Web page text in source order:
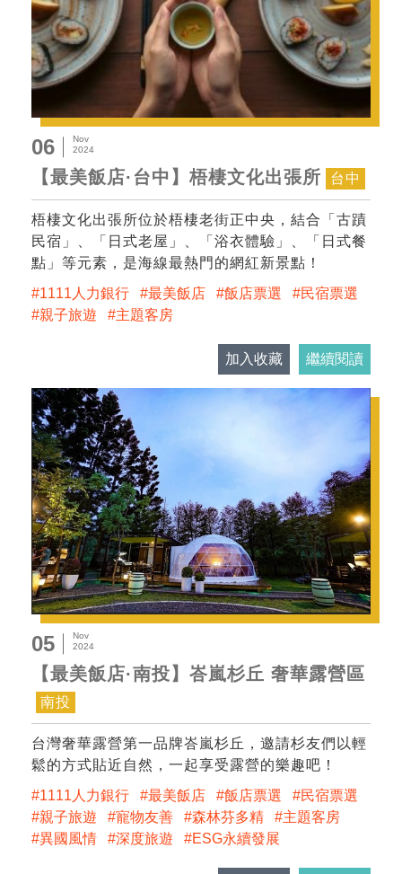
06
Nov
2024
【最美飯店·台中】梧棲文化出張所 台中
梧棲文化出張所位於梧棲老街正中央，結合「古蹟
民宿」、「日式老屋」、「浴衣體驗」、「日式餐
點」等元素，是海線最熱門的網紅新景點！
1111人力銀行
最美飯店 飯店票選
民宿票選
親子旅遊
主題客房
加入收藏 繼續閱讀
05
Nov
2024
【最美飯店·南投】峇嵐杉丘 奢華露營區
南投
台灣奢華露營第一品牌峇嵐杉丘，邀請杉友們以輕
鬆的方式貼近自然，一起享受露營的樂趣吧！
1111人力銀行
最美飯店 飯店票選
民宿票選
親子旅遊
寵物友善 森林芬多精
主題客房
異國風情
深度旅遊 ESG永續發展